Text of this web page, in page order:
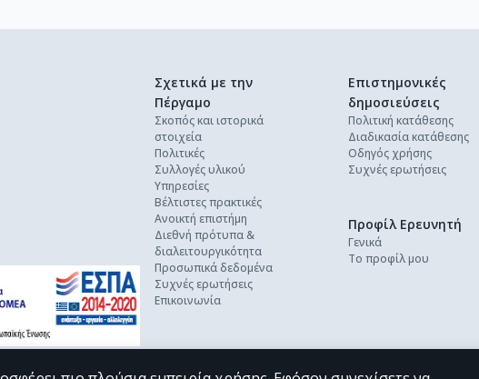
Σχετικά με την
Πέργαμο
Σκοπός και ιστορικά
στοιχεία
Πολιτικές
Συλλογές υλικού
Υπηρεσίες
Βέλτιστες πρακτικές
Ανοικτή επιστήμη
Διεθνή πρότυπα &
διαλειτουργικότητα
Προσωπικά δεδομένα
Συχνές ερωτήσεις
Επικοινωνία
Επιστημονικές
δημοσιεύσεις
Πολιτική κατάθεσης
Διαδικασία κατάθεσης
Οδηγός χρήσης
Συχνές ερωτήσεις
Προφίλ Ερευνητή
Γενικά
Το προφίλ μου